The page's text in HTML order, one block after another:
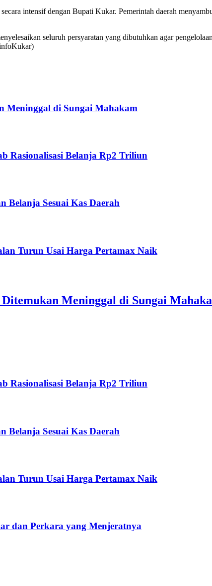
intensif dengan Bupati Kukar. Pemerintah daerah
seluruh persyaratan yang dibutuhkan agar
Meninggal di Sungai Mahakam
Rasionalisasi Belanja Rp2 Triliun
Belanja Sesuai Kas Daerah
Turun Usai Harga Pertamax Naik
Meninggal di Sungai
Rasionalisasi Belanja Rp2 Triliun
Belanja Sesuai Kas Daerah
Turun Usai Harga Pertamax Naik
dan Perkara yang Menjeratnya